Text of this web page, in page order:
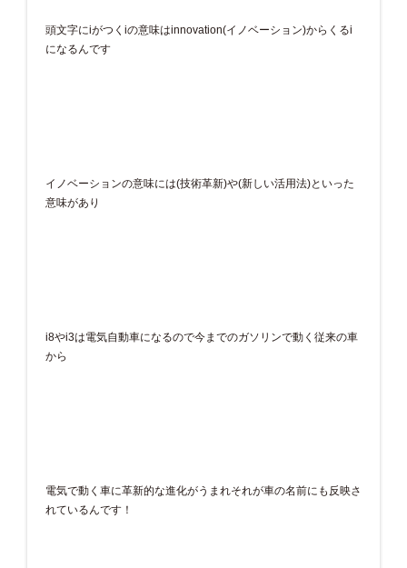
頭文字にiがつくiの意味はinnovation(イノベーション)からくるi
になるんです
イノベーションの意味には(技術革新)や(新しい活用法)といった
意味があり
i8やi3は電気自動車になるので今までのガソリンで動く従来の車
から
電気で動く車に革新的な進化がうまれそれが車の名前にも反映さ
れているんです！